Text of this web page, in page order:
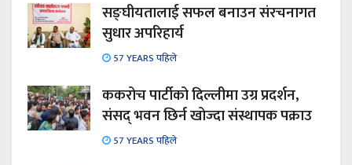
सङ्घीयतालाई सफल बनाउन संरचनागत
सुधार अपरिहार्य
57 YEARS पहिले
ककरोच पार्टीको दिल्लीमा उग्र प्रदर्शन,
संसद् भवन छिर्न खोज्दा संस्थापक पक्राउ
57 YEARS पहिले